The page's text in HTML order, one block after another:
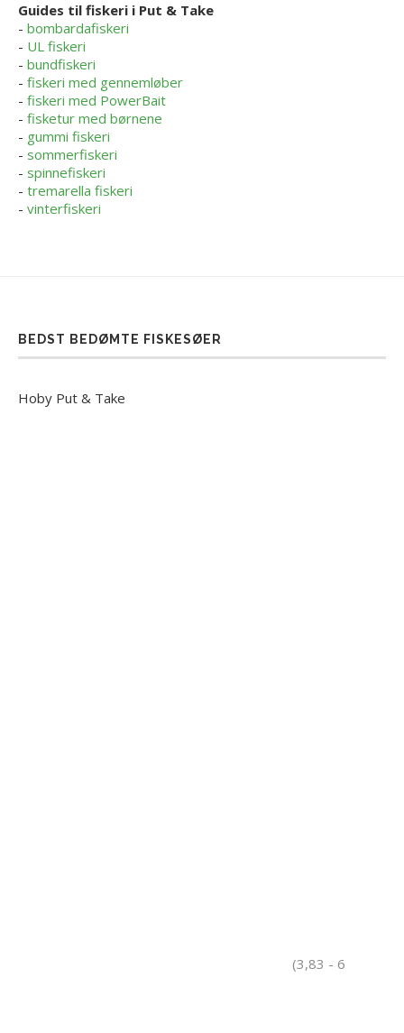
Guides til fiskeri i Put & Take
- bombardafiskeri
- UL fiskeri
- bundfiskeri
- fiskeri med gennemløber
- fiskeri med PowerBait
- fisketur med børnene
- gummi fiskeri
- sommerfiskeri
- spinnefiskeri
- tremarella fiskeri
- vinterfiskeri
BEDST BEDØMTE FISKESØER
Hoby Put & Take
(3,83 - 6